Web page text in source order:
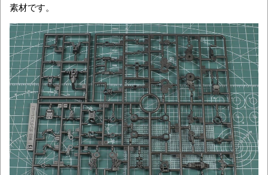
素材です。